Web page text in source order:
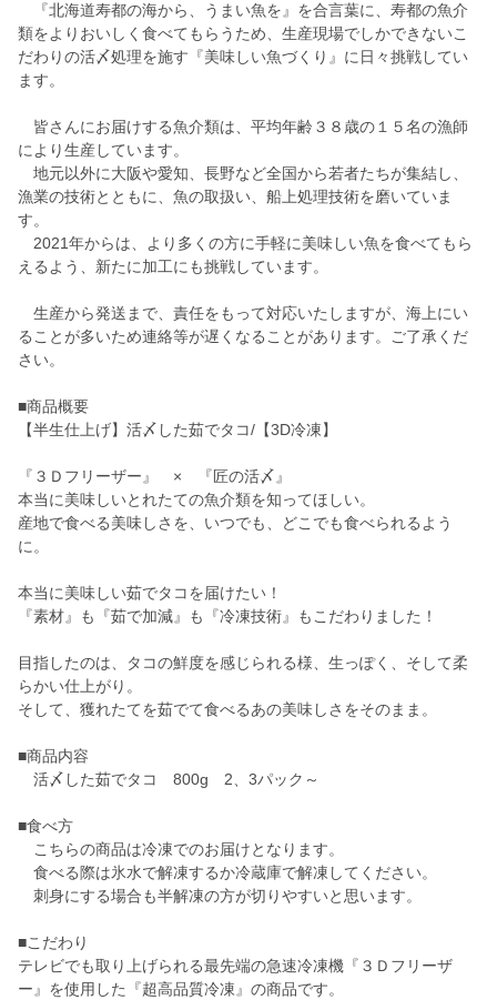
『北海道寿都の海から、うまい魚を』を合言葉に、寿都の魚介
類をよりおいしく食べてもらうため、生産現場でしかできないこ
だわりの活〆処理を施す『美味しい魚づくり』に日々挑戦してい
ます。
皆さんにお届けする魚介類は、平均年齢３８歳の１５名の漁師
により生産しています。
地元以外に大阪や愛知、長野など全国から若者たちが集結し、
漁業の技術とともに、魚の取扱い、船上処理技術を磨いていま
す。
2021年からは、より多くの方に手軽に美味しい魚を食べてもら
えるよう、新たに加工にも挑戦しています。
生産から発送まで、責任をもって対応いたしますが、海上にい
ることが多いため連絡等が遅くなることがあります。ご了承くだ
さい。
■商品概要
【半生仕上げ】活〆した茹でタコ/【3D冷凍】
『３Ｄフリーザー』 × 『匠の活〆』
本当に美味しいとれたての魚介類を知ってほしい。
産地で食べる美味しさを、いつでも、どこでも食べられるよう
に。
本当に美味しい茹でタコを届けたい！
『素材』も『茹で加減』も『冷凍技術』もこだわりました！
目指したのは、タコの鮮度を感じられる様、生っぽく、そして柔
らかい仕上がり。
そして、獲れたてを茹でて食べるあの美味しさをそのまま。
■商品内容
活〆した茹でタコ 800g 2、3パック～
■食べ方
こちらの商品は冷凍でのお届けとなります。
食べる際は氷水で解凍するか冷蔵庫で解凍してください。
刺身にする場合も半解凍の方が切りやすいと思います。
■こだわり
テレビでも取り上げられる最先端の急速冷凍機『３Ｄフリーザ
ー』を使用した『超高品質冷凍』の商品です。